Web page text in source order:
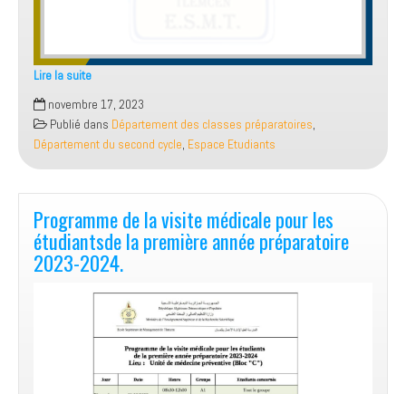
Lire la suite
إعلان
لفائدة
الطلبة
novembre 17, 2023
Publié dans Département des classes préparatoires,
Département du second cycle, Espace Etudiants
Programme de la visite médicale pour les
étudiantsde la première année préparatoire
2023-2024.